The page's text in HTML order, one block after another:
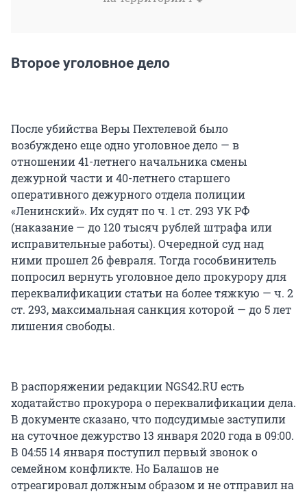
Второе уголовное дело
После убийства Веры Пехтелевой было
возбуждено еще одно уголовное дело — в
отношении 41-летнего начальника смены
дежурной части и 40-летнего старшего
оперативного дежурного отдела полиции
«Ленинский». Их судят по ч. 1 ст. 293 УК РФ
(наказание — до 120 тысяч рублей штрафа или
исправительные работы). Очередной суд над
ними прошел 26 февраля. Тогда гособвинитель
попросил вернуть уголовное дело прокурору для
переквалификации статьи на более тяжкую — ч. 2
ст. 293, максимальная санкция которой — до 5 лет
лишения свободы.
В распоряжении редакции NGS42.RU есть
ходатайство прокурора о переквалификации дела.
В документе сказано, что подсудимые заступили
на суточное дежурство 13 января 2020 года в 09:00.
В 04:55 14 января поступил первый звонок о
семейном конфликте. Но Балашов не
отреагировал должным образом и не отправил на